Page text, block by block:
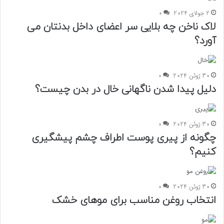
2 جولای 2024 0
لاک ناخن چه بلایی سر اعضای داخل بدنتان می
آورد؟
30 ژوئن 2024 0
دلیل پیدا شدن ناگهانی خال در بدن چیست؟
30 ژوئن 2024 0
چگونه از پیری پوست اطراف چشم پیشگیری
کنیم؟
30 ژوئن 2024 0
انتخاب روغن مناسب برای موهای خشک